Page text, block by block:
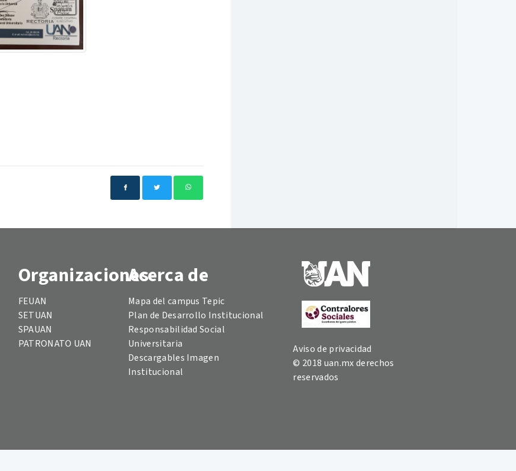
Organizaciones
FEUAN
SETUAN
SPAUAN
PATRONATO UAN
Acerca de
Mapa del campus Tepic
Plan de Desarrollo Institucional
Responsabilidad Social
Universitaria
Descargables Imagen
Institucional
Aviso de privacidad
© 2018 uan.mx derechos
reservados